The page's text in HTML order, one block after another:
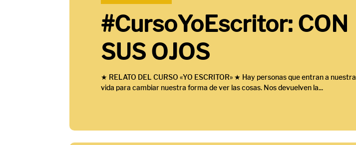
#CursoYoEscritor: CON
SUS OJOS
★ RELATO DEL CURSO «YO ESCRITOR» ★ Hay personas que entran a nuestra
vida para cambiar nuestra forma de ver las cosas. Nos devuelven la...